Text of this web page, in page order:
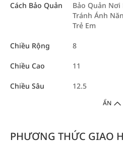
Cách Bảo Quản
Bảo Quản Nơi
Tránh Ánh
Trẻ Em
Chiều Rộng 8
Chiều Cao 11
Chiều Sâu 12.5
ẨN
PHƯƠNG THỨC GIAO